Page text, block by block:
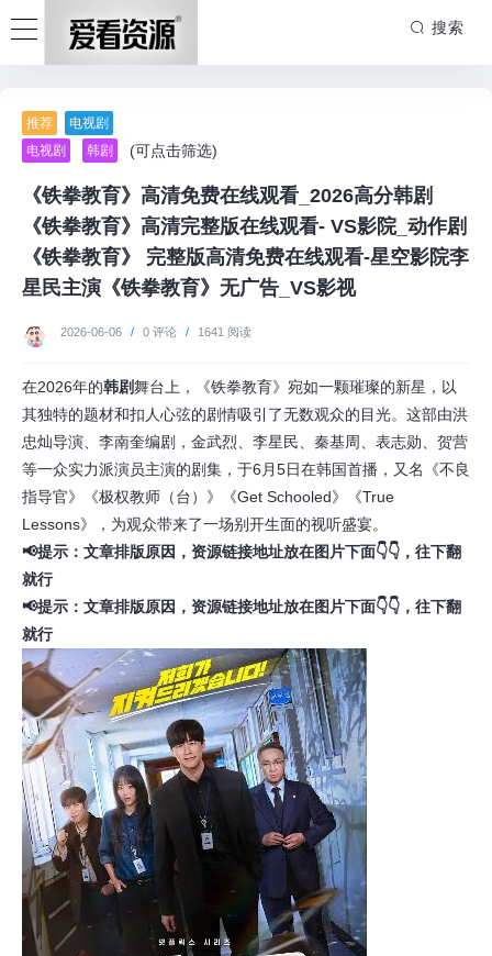
搜索
推荐
电视剧
电视剧
韩剧 (可点击筛选)
《铁拳教育》高清免费在线观看_2026高分韩剧
《铁拳教育》高清完整版在线观看- VS影院_动作剧
《铁拳教育》 完整版高清免费在线观看-星空影院李
星民主演《铁拳教育》无广告_VS影视
2026-06-06 / 0 评论 / 1641 阅读
在2026年的韩剧舞台上，《铁拳教育》宛如一颗璀璨的新星，以
其独特的题材和扣人心弦的剧情吸引了无数观众的目光。这部由洪
忠灿导演、李南奎编剧，金武烈、李星民、秦基周、表志勋、贺营
等一众实力派演员主演的剧集，于6月5日在韩国首播，又名《不良
指导官》《极权教师（台）》《Get Schooled》《True
Lessons》，为观众带来了一场别开生面的视听盛宴。
📢提示：文章排版原因，资源链接地址放在图片下面👇👇，往下翻
就行
📢提示：文章排版原因，资源链接地址放在图片下面👇👇，往下翻
就行